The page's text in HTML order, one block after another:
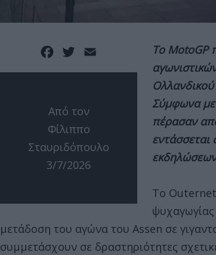
Facebook
Twitter
Από τον
Φίλιππο
Σταυριδόπουλο
3/7/2026
Το MotoGP
Σύμφωνα με
πέρασαν
εντάσσεται
Το
μετάδοση του αγώνα του Assen σε
συμμετάσχουν σε δραστηριότητες